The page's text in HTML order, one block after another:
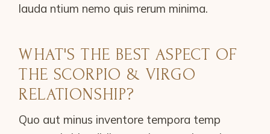
lauda ntium nemo quis rerum minima.
WHAT'S THE BEST ASPECT OF
THE SCORPIO & VIRGO
RELATIONSHIP?
Quo aut minus inventore tempora temp